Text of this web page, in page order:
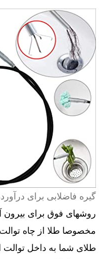
گیره فاضلابی برای
روشهای فوق برای بیرون
مخصوصا طلا از چاه
طلای شما به داخل توالت